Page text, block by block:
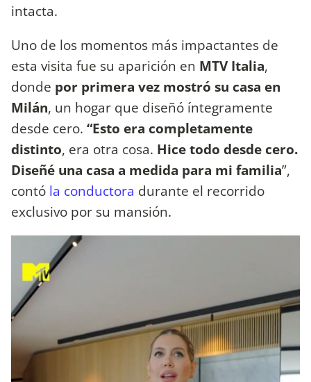
intacta.
Uno de los momentos más impactantes de
esta visita fue su aparición en MTV Italia,
donde por primera vez mostró su casa en
Milán, un hogar que diseñó íntegramente
desde cero. “Esto era completamente
distinto, era otra cosa. Hice todo desde cero.
Diseñé una casa a medida para mi familia”,
contó la conductora durante el recorrido
exclusivo por su mansión.